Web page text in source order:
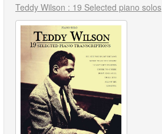
Teddy Wilson : 19 Selected piano solos